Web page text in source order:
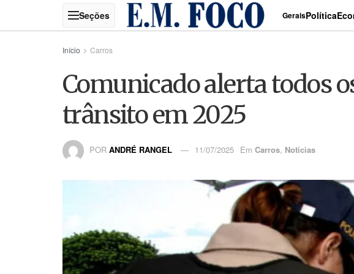
GeraisPolítica
Início Carros
Comunicado alerta todos
trânsito em 2025
POR ANDRÉ RANGEL 11/07/2025 Em Carros, Notícias